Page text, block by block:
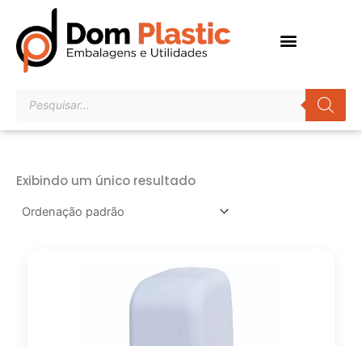
para
conteúdo
produtos
Exibindo um único resultado